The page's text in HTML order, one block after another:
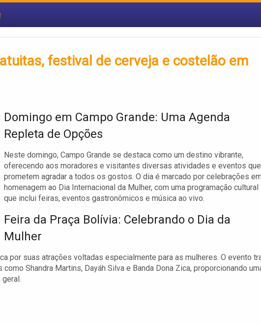
festival de cerveja e costelão em
Domingo em Campo Grande: Uma Agenda
Repleta de Opções
Neste domingo, Campo Grande se destaca como um destino vibrante,
oferecendo aos moradores e visitantes diversas atividades e eventos que
prometem agradar a todos os gostos. O dia é marcado por celebrações
homenagem ao Dia Internacional da Mulher, com uma programação cultural
que inclui feiras, eventos gastronômicos e música ao vivo.
Feira da Praça Bolívia: Celebrando o Dia da
Mulher
por suas atrações voltadas especialmente para as mulheres. O evento
Shandra Martins, Dayáh Silva e Banda Dona Zica, proporcionando